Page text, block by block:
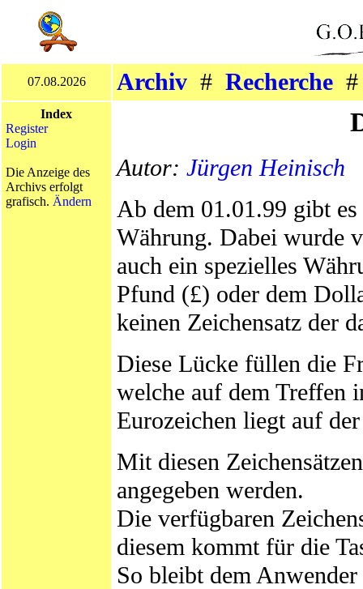
07.08.2026 Archiv # Recherche
Index
Register
Login
Die Anzeige des
Archivs erfolgt
grafisch. Ändern
Autor: Jürgen Heinisch
Ab dem 01.01.99 gibt
Währung. Dabei wurde
auch ein spezielles
Pfund (£) oder dem
keinen Zeichensatz der
Diese Lücke füllen die
welche auf dem Treffen
Eurozeichen liegt auf
Mit diesen
angegeben werden.
Die verfügbaren
diesem kommt für die
So bleibt dem